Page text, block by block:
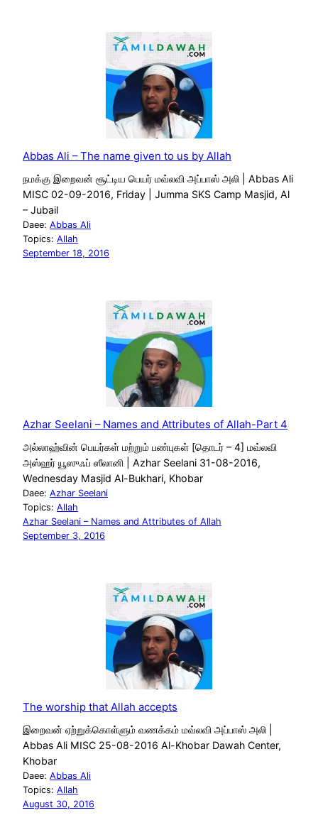
Abbas Ali – The name given to us by Allah
நமக்கு இறைவன் சூட்டிய பெயர் மவ்லவி அப்பாஸ் அலி | Abbas Ali
MISC 02-09-2016, Friday | Jumma SKS Camp Masjid, Al
– Jubail
Daee: Abbas Ali
Topics: Allah
September 18, 2016
Azhar Seelani – Names and Attributes of Allah-Part 4
அல்லாஹ்வின் பெயர்கள் மற்றும் பண்புகள் [தொடர் – 4] மவ்லவி
அஸ்ஹர் யூஸுஃப் ஸீலானி | Azhar Seelani 31-08-2016,
Wednesday Masjid Al-Bukhari, Khobar
Daee: Azhar Seelani
Topics: Allah
Azhar Seelani – Names and Attributes of Allah
September 3, 2016
The worship that Allah accepts
இறைவன் ஏற்றுக்கொள்ளும் வணக்கம் மவ்லவி அப்பாஸ் அலி |
Abbas Ali MISC 25-08-2016 Al-Khobar Dawah Center,
Khobar
Daee: Abbas Ali
Topics: Allah
August 30, 2016